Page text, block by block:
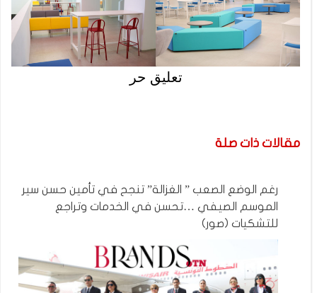
تعليق حر
مقالات ذات صلة
رغم الوضع الصعب ” الغزالة” تنجح في تأمين حسن سير
الموسم الصيفي …تحسن في الخدمات وتراجع
للتشكيات (صور)